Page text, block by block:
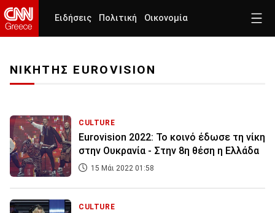
Ειδήσεις Πολιτική Οικονομία
ΝΙΚΗΤΗΣ EUROVISION
CULTURE
Eurovision 2022: Το κοινό έδωσε τη νίκη
στην Ουκρανία - Στην 8η θέση η Ελλάδα
15 Μάι 2022 01:58
CULTURE